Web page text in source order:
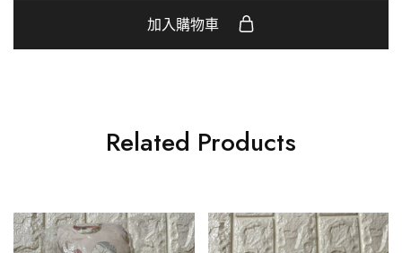
加入購物車
Related Products